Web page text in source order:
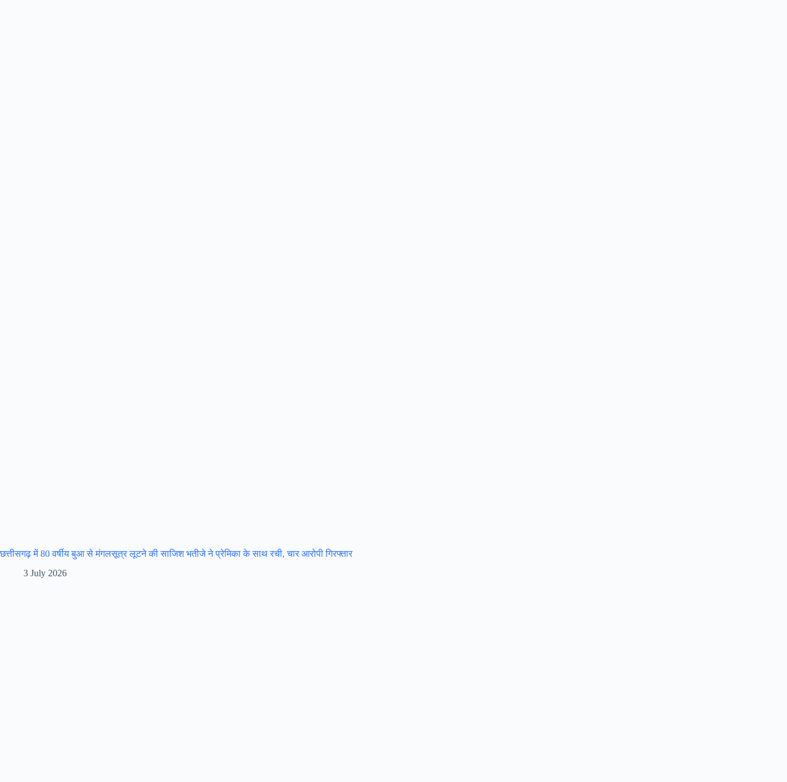
छत्तीसगढ़ में 80 वर्षीय बुआ से मंगलसूत्र लूटने की साजिश भतीजे ने प्रेमिका के साथ रची, चार आरोपी गिरफ्तार
3 July 2026